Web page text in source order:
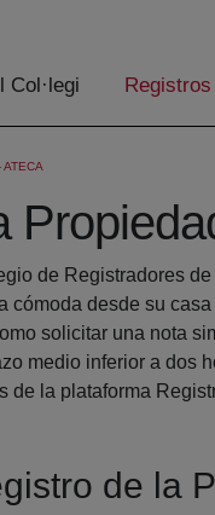
Col·legi Registros
ATECA
de Registradores
cómoda desde su
solicitar una nota
medio inferior a dos
de la plataforma
de la